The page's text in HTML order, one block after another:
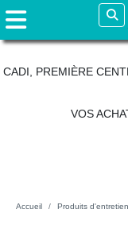
CADI, PREMIÈRE
VOS
Accueil Produits d'entretien